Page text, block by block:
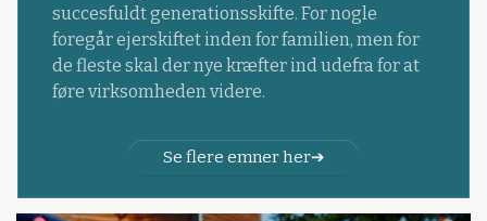
succesfuldt generationsskifte. For nogle
foregår ejerskiftet inden for familien, men for
de fleste skal der nye kræfter ind udefra for at
føre virksomheden videre.
Se flere emner her